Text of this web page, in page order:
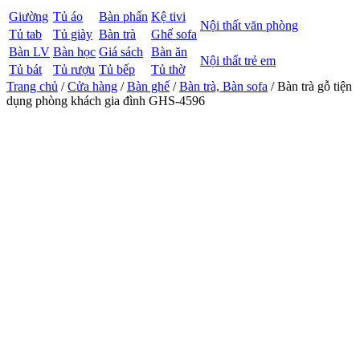
Giường Tủ áo Bàn phấn Kệ tivi
Nội thất văn phòng
Tủ tab Tủ giày Bàn trà
Ghế sofa
Bàn LV Bàn học Giá sách Bàn ăn
Nội thất trẻ em
Tủ bát Tủ rượu Tủ bếp
Tủ thờ
Trang chủ /Cửa hàng /Bàn ghế /Bàn trà, Bàn sofa / Bàn trà gỗ tiện
dụng phòng khách gia đình GHS-4596